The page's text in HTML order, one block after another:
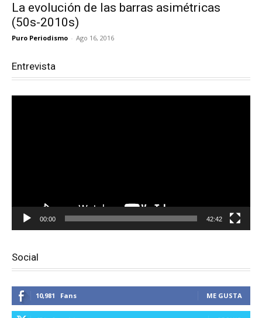
La evolución de las barras asimétricas
(50s-2010s)
Puro Periodismo - Ago 16, 2016
Entrevista
00:00 42:42
Social
10,981 Fans ME GUSTA